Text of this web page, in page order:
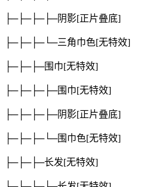
├─├─├─├─阴影[正片叠底]
├─├─├─└─三角巾色[无特效]
├─├─├─围巾[无特效]
├─├─├─├─围巾[无特效]
├─├─├─├─阴影[正片叠底]
├─├─├─└─围巾色[无特效]
├─├─├─长发[无特效]